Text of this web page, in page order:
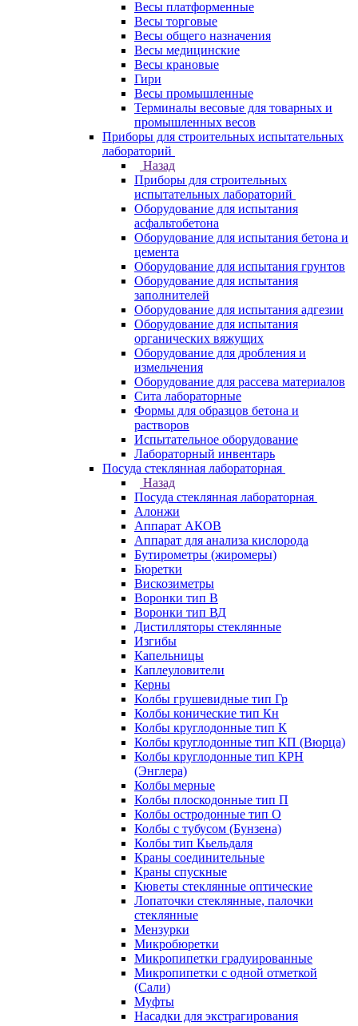
Весы платформенные
Весы торговые
Весы общего назначения
Весы медицинские
Весы крановые
Гири
Весы промышленные
Терминалы весовые для товарных и
промышленных весов
Приборы для строительных испытательных
лабораторий
Назад
Приборы для строительных
испытательных лабораторий
Оборудование для испытания
асфальтобетона
Оборудование для испытания бетона и
цемента
Оборудование для испытания грунтов
Оборудование для испытания
заполнителей
Оборудование для испытания адгезии
Оборудование для испытания
органических вяжущих
Оборудование для дробления и
измельчения
Оборудование для рассева материалов
Сита лабораторные
Формы для образцов бетона и
растворов
Испытательное оборудование
Лабораторный инвентарь
Посуда стеклянная лабораторная
Назад
Посуда стеклянная лабораторная
Алонжи
Аппарат АКОВ
Аппарат для анализа кислорода
Бутирометры (жиромеры)
Бюретки
Вискозиметры
Воронки тип В
Воронки тип ВД
Дистилляторы стеклянные
Изгибы
Капельницы
Каплеуловители
Керны
Колбы грушевидные тип Гр
Колбы конические тип Кн
Колбы круглодонные тип К
Колбы круглодонные тип КП (Вюрца)
Колбы круглодонные тип КРН
(Энглера)
Колбы мерные
Колбы плоскодонные тип П
Колбы остродонные тип О
Колбы с тубусом (Бунзена)
Колбы тип Кьельдаля
Краны соединительные
Краны спускные
Кюветы стеклянные оптические
Лопаточки стеклянные, палочки
стеклянные
Мензурки
Микробюретки
Микропипетки градуированные
Микропипетки с одной отметкой
(Сали)
Муфты
Насадки для экстрагирования